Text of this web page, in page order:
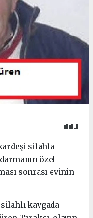
silahla
özel
sonrası evinin
kavgada